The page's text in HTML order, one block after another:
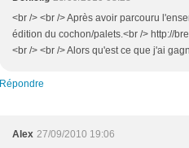
<br /> <br /> Après avoir parcouru
édition du cochon/palets.<br /> http://
<br /> <br /> Alors qu'est ce que j'ai
Répondre
Alex 27/09/2010 19:06